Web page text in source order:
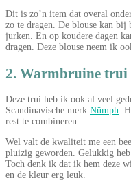
Dit is zo’n item dat overal
zo te dragen. De blouse kan bij
jurken. En op koudere dagen
dragen. Deze blouse neem ik
2. Warmbruine trui
Deze trui heb ik ook al veel
Scandinavische merk Nümph .
rest te combineren.
Wel valt de kwaliteit me een
pluizig geworden. Gelukkig
Toch denk ik dat ik hem deze
en de kleur erg leuk.